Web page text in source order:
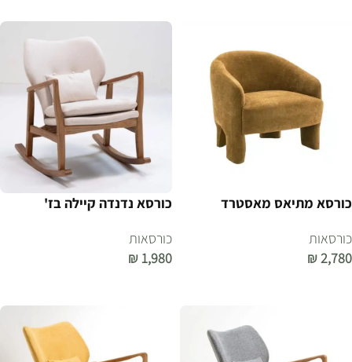
כורסא מתיאס מאסטרד
כורסאות
₪2,780
כורסא נדנדה קיילה בז'
כורסאות
₪ 1,980